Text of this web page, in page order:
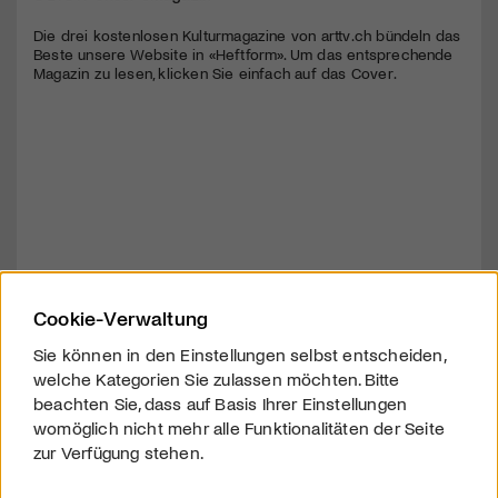
Die drei kostenlosen Kulturmagazine von arttv.ch bündeln das
Beste unsere Website in «Heftform». Um das entsprechende
Magazin zu lesen, klicken Sie einfach auf das Cover.
Cookie-Verwaltung
Sie können in den Einstellungen selbst entscheiden,
welche Kategorien Sie zulassen möchten. Bitte
beachten Sie, dass auf Basis Ihrer Einstellungen
womöglich nicht mehr alle Funktionalitäten der Seite
zur Verfügung stehen.